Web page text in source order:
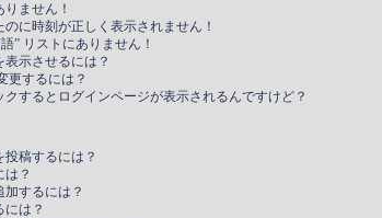
ません！
に時刻が正しく表示されません！
” リストにありません！
示させるには？
更するには？
クするとログインページが表示されるんですけど？
稿するには？
は？
するには？
は？